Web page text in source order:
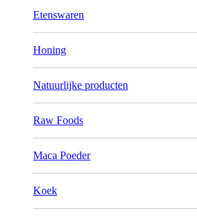
Etenswaren
Honing
Natuurlijke producten
Raw Foods
Maca Poeder
Koek